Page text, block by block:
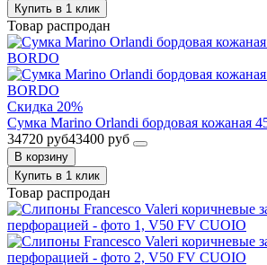
Купить в 1 клик
Товар распродан
Скидка 20%
Сумка Marino Orlandi бордовая кожаная
34720 руб43400 руб
В корзину
Купить в 1 клик
Товар распродан